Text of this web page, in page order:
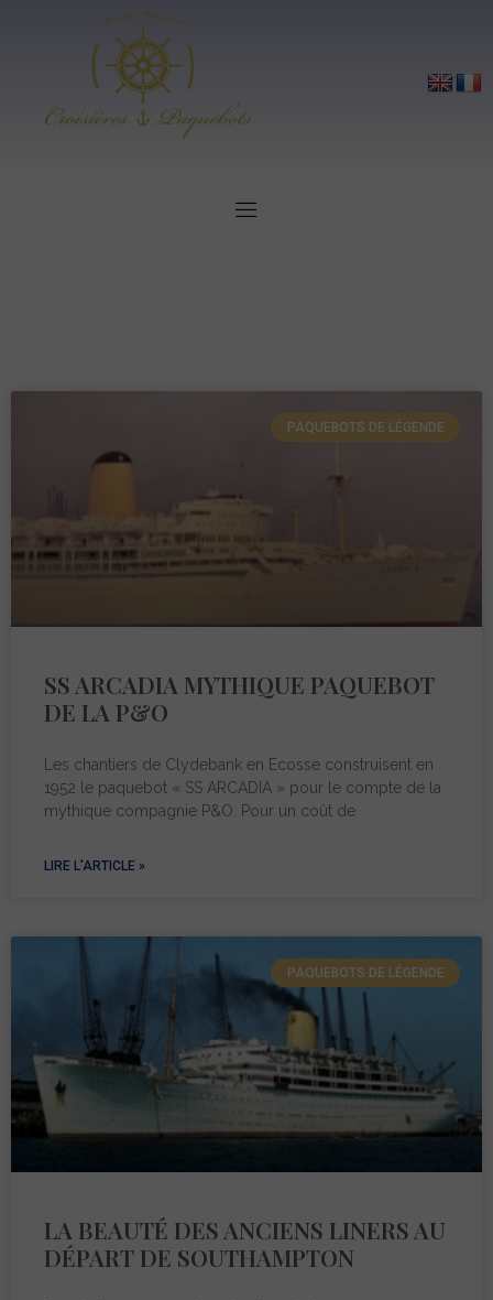
PAQUEBOTS DE LÉGENDE
SS ARCADIA MYTHIQUE PAQUEBOT
DE LA P&O
Les chantiers de Clydebank en Ecosse construisent en
1952 le paquebot « SS ARCADIA » pour le compte de la
mythique compagnie P&O. Pour un coût de
LIRE L'ARTICLE »
PAQUEBOTS DE LÉGENDE
LA BEAUTÉ DES ANCIENS LINERS AU
DÉPART DE SOUTHAMPTON